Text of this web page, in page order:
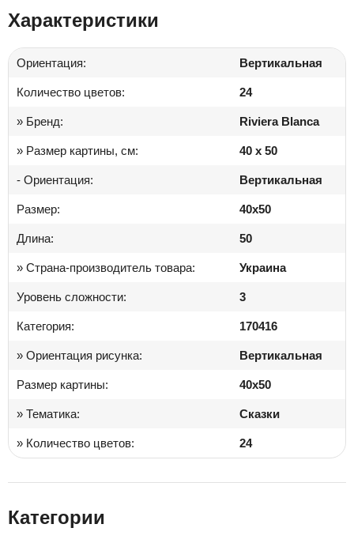
Характеристики
Ориентация: Вертикальная
Количество цветов: 24
» Бренд: Riviera Blanca
» Размер картины, см: 40 x 50
- Ориентация: Вертикальная
Размер: 40х50
Длина: 50
» Страна-производитель товара: Украина
Уровень сложности: 3
Категория: 170416
» Ориентация рисунка: Вертикальная
Размер картины: 40x50
» Тематика: Сказки
» Количество цветов: 24
Категории